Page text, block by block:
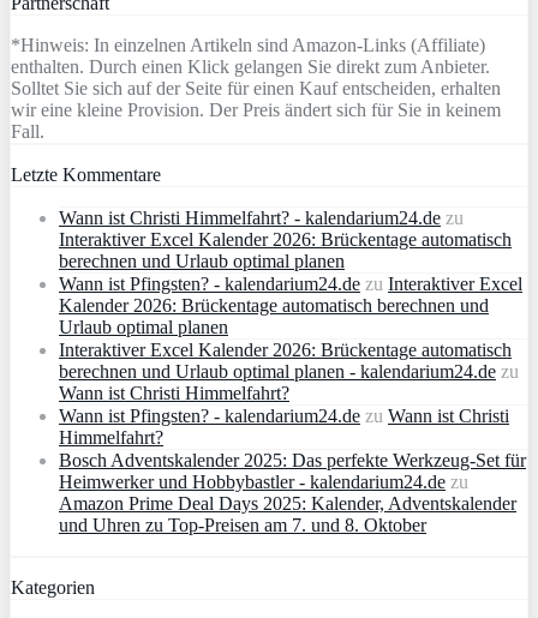
*Hinweis: In einzelnen Artikeln sind Amazon-Links (Affiliate)
enthalten. Durch einen Klick gelangen Sie direkt zum Anbieter.
Solltet Sie sich auf der Seite für einen Kauf entscheiden, erhalten
wir eine kleine Provision. Der Preis ändert sich für Sie in keinem
Fall.
Letzte Kommentare
Wann ist Christi Himmelfahrt? - kalendarium24.de zu
Interaktiver Excel Kalender 2026: Brückentage automatisch
berechnen und Urlaub optimal planen
Wann ist Pfingsten? - kalendarium24.de zu Interaktiver Excel
Kalender 2026: Brückentage automatisch berechnen und
Urlaub optimal planen
Interaktiver Excel Kalender 2026: Brückentage automatisch
berechnen und Urlaub optimal planen - kalendarium24.de zu
Wann ist Christi Himmelfahrt?
Wann ist Pfingsten? - kalendarium24.de zu Wann ist Christi
Himmelfahrt?
Bosch Adventskalender 2025: Das perfekte Werkzeug-Set für
Heimwerker und Hobbybastler - kalendarium24.de zu
Amazon Prime Deal Days 2025: Kalender, Adventskalender
und Uhren zu Top-Preisen am 7. und 8. Oktober
Kategorien